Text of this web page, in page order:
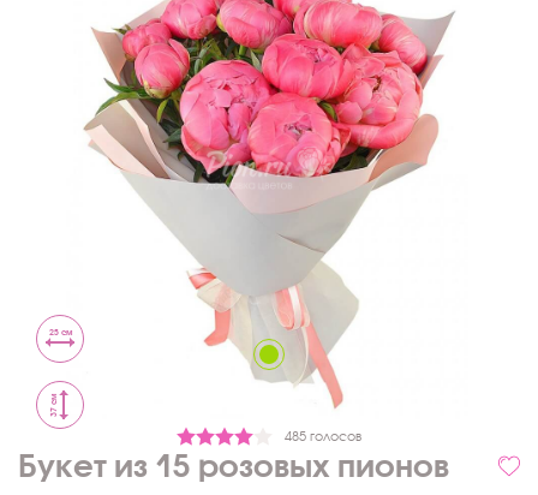
485 голосов
25 см
37 см
Букет из 15 розовых пионов